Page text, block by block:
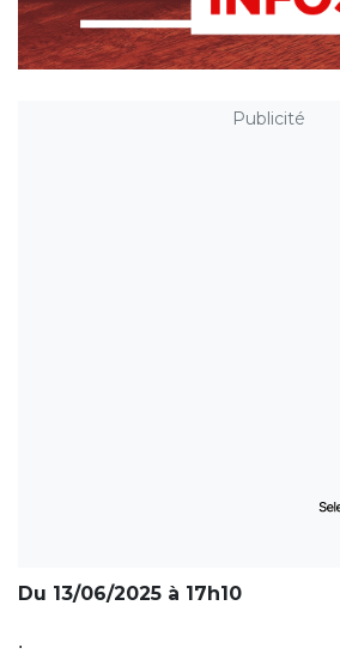
Publicité
Du 13/06/2025 à 17h10
.